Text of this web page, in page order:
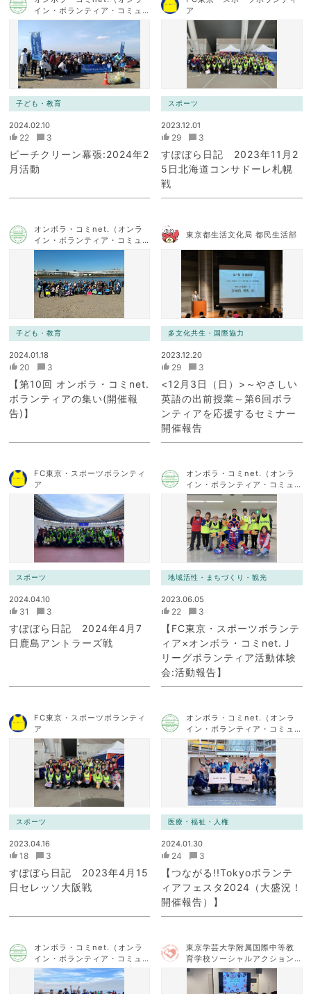
イン・ボランティア・コミュ
ニケーション・ネットワー
ク）
子ども・教育
2024.02.10
22 3
ビーチクリーン幕張:2024年2
月活動
ア
スポーツ
2023.12.01
29 3
すぽぼら日記 2023年11月2
5日北海道コンサドーレ札幌
戦
オンボラ・コミnet.（オンラ
イン・ボランティア・コミュ
ニケーション・ネットワー
子ども・教育
2024.01.18
20 3
【第10回 オンボラ・コミnet.
ボランティアの集い(開催報
告)】
東京都生活文化局 都民生活部
多文化共生・国際協力
2023.12.20
29 3
<12月3日（日）>～やさしい
英語の出前授業～第6回ボラ
ンティアを応援するセミナー
開催報告
FC東京・スポーツボランティ
ア
スポーツ
2024.04.10
31 3
すぽぼら日記 2024年4月7
日鹿島アントラーズ戦
オンボラ・コミnet.（オンラ
イン・ボランティア・コミュ
ニケーション・ネットワー
ク）
地域活性・まちづくり・観光
2023.06.05
22 3
【FC東京・スポーツボランテ
ィア×オンボラ・コミnet.Ｊ
リーグボランティア活動体験
会:活動報告】
FC東京・スポーツボランティ
ア
スポーツ
2023.04.16
18 3
すぽぼら日記 2023年4月15
日セレッソ大阪戦
オンボラ・コミnet.（オンラ
イン・ボランティア・コミュ
ニケーション・ネットワー
ク）
医療・福祉・人権
2024.01.30
24 3
【つながる!!Tokyoボランテ
ィアフェスタ2024（大盛況！
開催報告）】
オンボラ・コミnet.（オンラ
イン・ボランティア・コミュ
ニケーション・ネットワー
ク）
東京学芸大学附属国際中等教
育学校ソーシャルアクション
チーム